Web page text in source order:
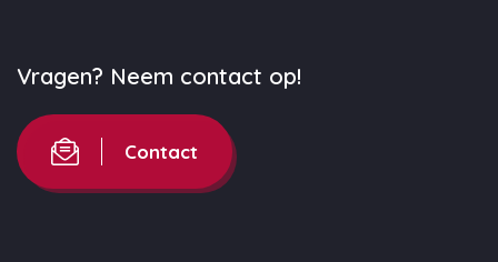
Vragen? Neem contact op!
Contact